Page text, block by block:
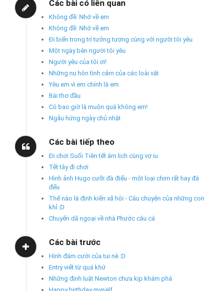
Các bài có liên quan
Không đề: Nhớ về em
Không đề: Nhớ về em
Đi biển trong trí tưởng tượng cùng với người tôi yêu
Một ngày bên người tôi yêu
Người yêu của tôi ơi!
Những nụ hôn tình cảm của các loài vật
Yêu em vì em chính là em
Bài thơ đầu
Có bao giờ là muộn quá không em!
Ngẫu hứng ngày chủ nhật
Các bài tiếp theo
Đi chơi Suối Tiên tết âm lịch cùng vợ iu
Tết tây đi chơi
Hình ảnh Hugo cưỡi đà điểu - một loại chim rất hay đá
đểu
Thế nào là định kiến xã hội - Câu chuyện của những con
khỉ :D
Chuyến dã ngoại về nhà Phước câu cá
Các bài trước
Hình đám cưới của tui nè :D
Entry viết từ quá khứ
Những định luật Newton chưa kịp khám phá